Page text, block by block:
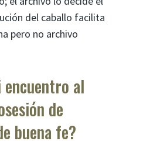
del caballo facilita
pero no archivo
encuentro al
de
buena fe?